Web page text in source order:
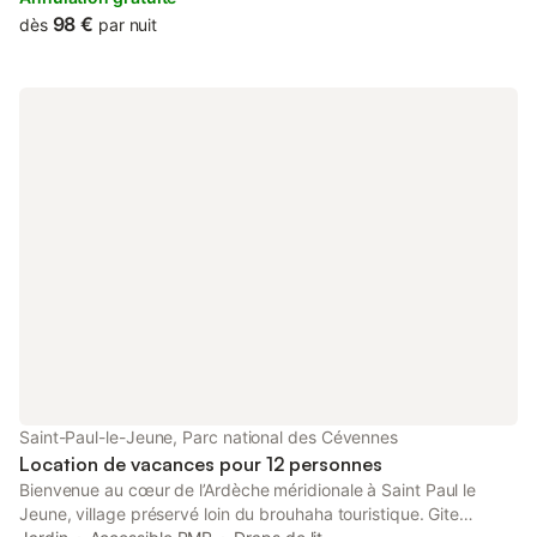
dès 98 € par nuit
Saint-Paul-le-Jeune, Parc national des Cévennes
Location de vacances pour 12 personnes
Bienvenue au cœur de l’Ardèche méridionale à Saint Paul le
Jeune, village préservé loin du brouhaha touristique. Gite